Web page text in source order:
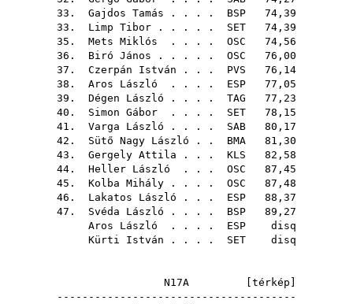
33. Gajdos Tamás . . . . BSP 74,39
33. Limp Tibor . . . . . SET 74,39
35. Mets Miklós . . . . OSC 74,56
36. Biró János . . . . . OSC 76,00
37. Czerpán István . . . PVS 76,14
38. Aros László . . . . ESP 77,05
39. Dégen László . . . . TAG 77,23
40. Simon Gábor . . . . SET 78,15
41. Varga László . . . . SAB 80,17
42. Sütő Nagy László . . BMA 81,30
43. Gergely Attila . . . KLS 82,58
44. Heller László . . . OSC 87,45
45. Kolba Mihály . . . . OSC 87,48
46. Lakatos László . . . ESP 88,37
47. Svéda László . . . . BSP 89,27
Aros László . . . . ESP disq
Kürti István . . . . SET disq
N17A [ térkép
--------------------------------------